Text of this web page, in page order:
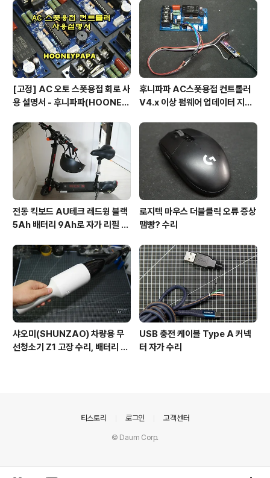
ad by 후니파파
[고정] AC 오토 스폿용접 회로 사
용 설명서 - 후니파파(HOONEY
후니파파 AC스폿용접 컨트롤러
V4.x 이상 펌웨어 업데이터 지그
전동 킥보드 AU테크 레드윙 블랙
5Ah 배터리 9Ah로 자가 리필 교
로지텍 마우스 더블클릭 오류 증상
땜빵? 수리
샤오미(SHUNZAO) 차량용 무
선청소기 Z1 고장 수리, 배터리 리
USB 충전 케이블 Type A 커넥
터 자가 수리
티스토리 로그인 고객센터
© Daum Corp.